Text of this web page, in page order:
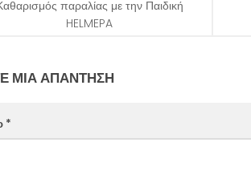
παραλίας με την Παιδική
HELMEPA
ΜΙΑ ΑΠΆΝΤΗΣΗ
*